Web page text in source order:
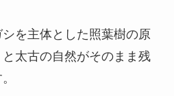
を主体とした照葉樹の原
太古の自然がそのまま残